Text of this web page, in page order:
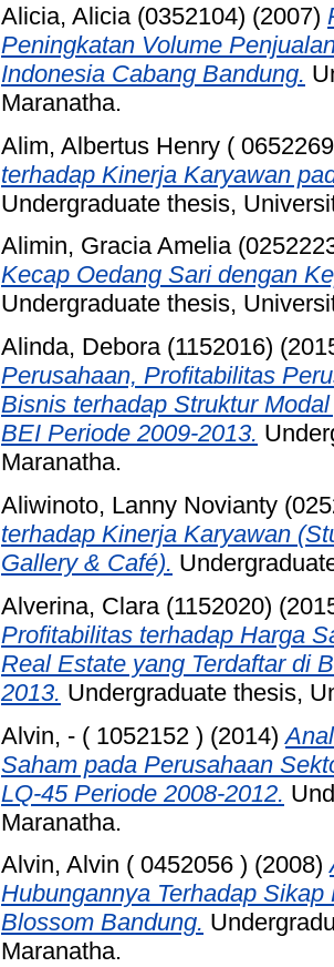
Alicia, Alicia (0352104) (2007)
Peningkatan Volume
Indonesia Cabang Bandung.
Maranatha.
Alim, Albertus Henry (
terhadap Kinerja Karyawan
Undergraduate thesis,
Alimin, Gracia Amelia
Kecap Oedang Sari dengan
Undergraduate thesis,
Alinda, Debora (1152016)
Perusahaan, Profitabilitas
Bisnis terhadap Struktur
BEI Periode 2009-2013.
Maranatha.
Aliwinoto, Lanny Novianty
terhadap Kinerja Karyawan
Gallery & Café).
Alverina, Clara (1152020)
Profitabilitas terhadap Harga
Real Estate yang Terdaftar di
2013. Undergraduate thesis,
Alvin, - ( 1052152 ) (2014)
Saham pada Perusahaan
LQ-45 Periode 2008-2012.
Maranatha.
Alvin, Alvin ( 0452056 ) (2008)
Hubungannya Terhadap
Blossom Bandung.
Maranatha.